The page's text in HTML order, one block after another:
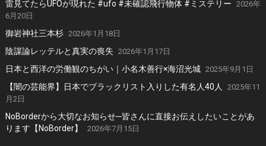
雷見てたらUFOが現れた #ufo #未確認飛行物体 #ミステリー 2026年
6月20日
御岩神社三本杉 2026年1月18日
陰謀論レッテルと真実の喪失 2026年1月17日
日本と西洋の労働観のちがい｜小名木善行×海沼光城 2025年9月1日
【闇の芸能界】日本でブラックリスト入りした有名人40人
2025年11
月2日
NoBorderから大切なお知らせ─皆さんに直接お伝えしたいことがあ
ります【NoBorder】
2026年7月15日